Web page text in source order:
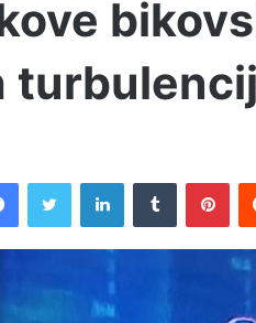
FacebookTwitter LinkedInTumblr